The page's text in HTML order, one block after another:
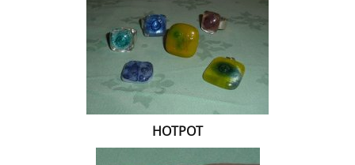
Schildersbenodigdheden
HOTPOT